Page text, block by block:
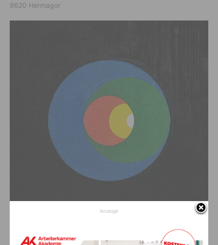
9620 Hermagor
Anzeige